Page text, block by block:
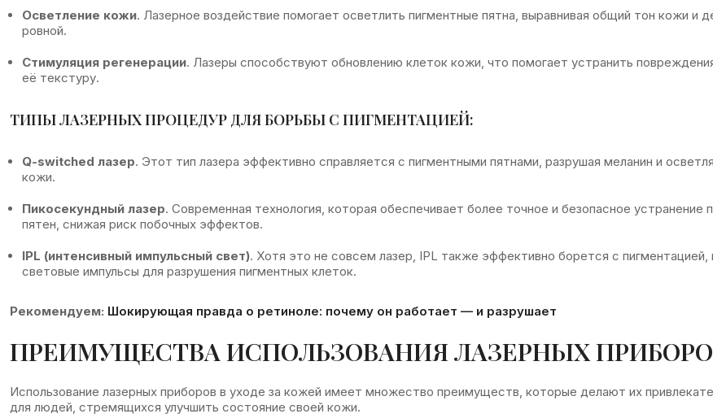
Осветление кожи. Лазерное воздействие помогает осветлить пигментные пятна, выравнивая общий тон кожи и
ровной.
Стимуляция регенерации. Лазеры способствуют обновлению клеток кожи, что помогает устранить
её текстуру.
ТИПЫ ЛАЗЕРНЫХ ПРОЦЕДУР ДЛЯ БОРЬБЫ С ПИГМЕНТАЦИЕЙ:
Q-switched лазер. Этот тип лазера эффективно справляется с пигментными пятнами, разрушая меланин и
кожи.
Пикосекундный лазер. Современная технология, которая обеспечивает более точное и безопасное устранение
пятен, снижая риск побочных эффектов.
IPL (интенсивный импульсный свет). Хотя это не совсем лазер, IPL также эффективно борется с пигментацией,
световые импульсы для разрушения пигментных клеток.
Рекомендуем: Шокирующая правда о ретиноле: почему он работает — и разрушает
ПРЕИМУЩЕСТВА ИСПОЛЬЗОВАНИЯ ЛАЗЕРНЫХ
Использование лазерных приборов в уходе за кожей имеет множество преимуществ, которые делают их
для людей, стремящихся улучшить состояние своей кожи.